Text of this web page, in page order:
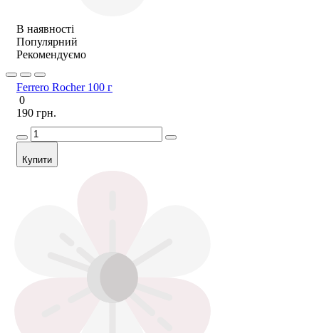
В наявності
Популярний
Рекомендуємо
Ferrero Rocher 100 г
0
190 грн.
Купити